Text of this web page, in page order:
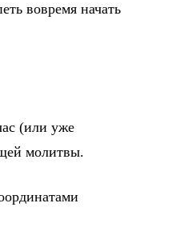
вовремя начать
(или уже
молитвы.